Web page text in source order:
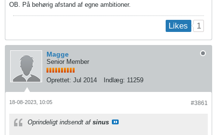
OB. På behørig afstand af egne ambitioner.
Likes 1
Magge
Senior Member
Oprettet: Jul 2014 Indlæg: 11259
#3861
18-08-2023, 10:05
Oprindeligt indsendt af sinus